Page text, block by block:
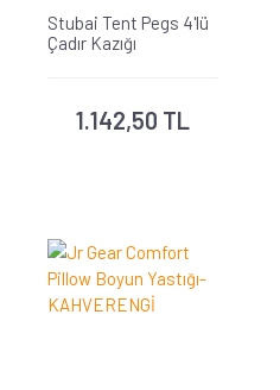
Stubai Tent Pegs 4'lü
Çadır Kazığı
1.142,50 TL